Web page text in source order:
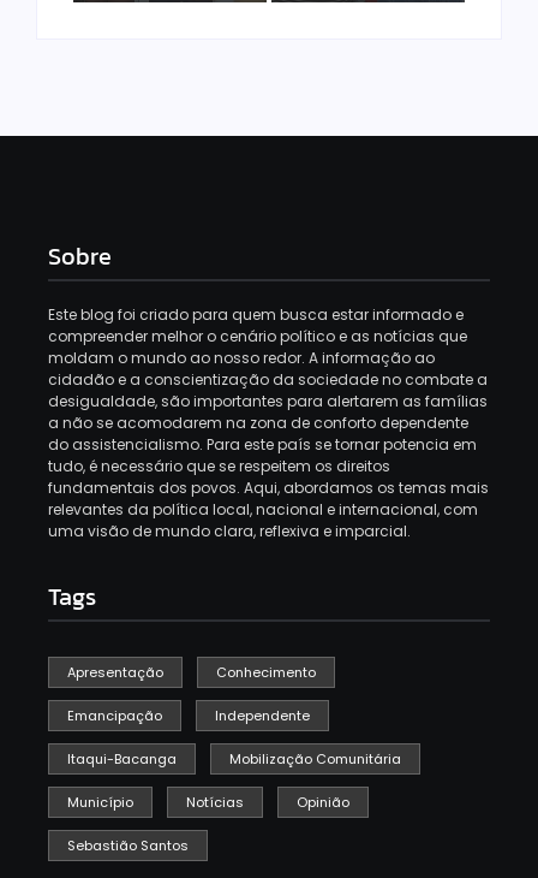
Sobre
Este blog foi criado para quem busca estar informado e
compreender melhor o cenário político e as notícias que
moldam o mundo ao nosso redor. A informação ao
cidadão e a conscientização da sociedade no combate a
desigualdade, são importantes para alertarem as famílias
a não se acomodarem na zona de conforto dependente
do assistencialismo. Para este país se tornar potencia em
tudo, é necessário que se respeitem os direitos
fundamentais dos povos. Aqui, abordamos os temas mais
relevantes da política local, nacional e internacional, com
uma visão de mundo clara, reflexiva e imparcial.
Tags
Apresentação Conhecimento
Emancipação Independente
Itaqui-Bacanga Mobilização Comunitária
Município Notícias Opinião
Sebastião Santos